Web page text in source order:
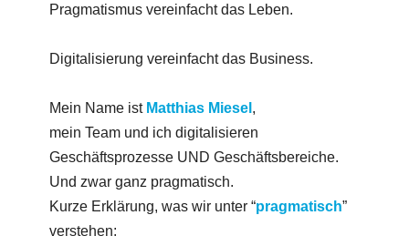
Pragmatismus vereinfacht das Leben.
Digitalisierung vereinfacht das Business.
Mein Name ist Matthias Miesel ,
mein Team und ich digitalisieren
Geschäftsprozesse UND Geschäftsbereiche.
Und zwar ganz pragmatisch.
Kurze Erklärung, was wir unter “pragmatisch”
verstehen: